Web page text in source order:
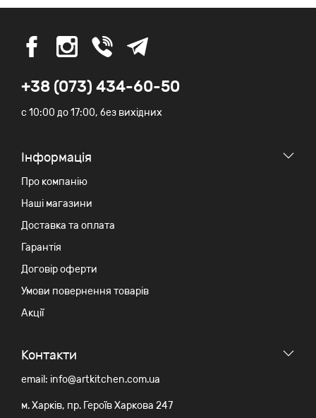
+38 (073) 434-60-50
c 10:00 до 17:00, без вихідних
Iнформація
Про компанію
Наші магазини
Доставка та оплата
Гарантія
Договір оферти
Умови повернення товарів
Акції
Контакти
email: info@artkitchen.com.ua
м. Харків, пр. Героїв Харкова 247